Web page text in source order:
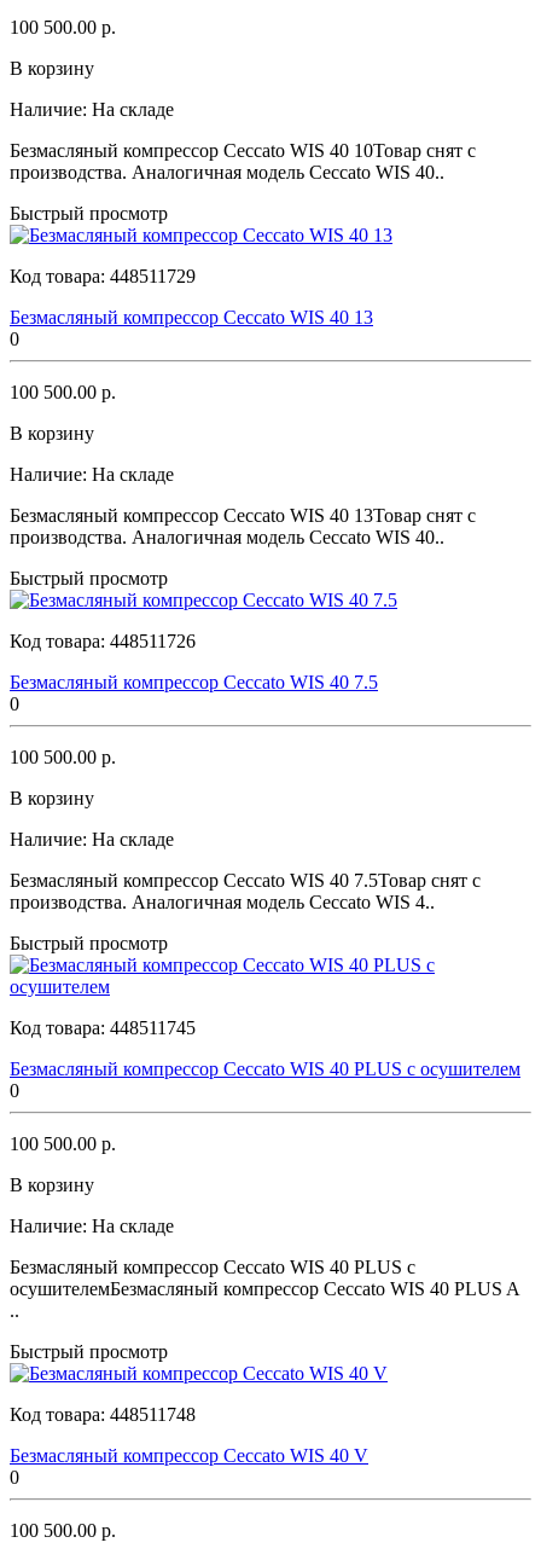
100 500.00 р.
В корзину
Наличие: На складе
Безмасляный компрессор Ceccato WIS 40 10Товар снят с
производства. Аналогичная модель Ceccato WIS 40..
Быстрый просмотр
Код товара: 448511729
Безмасляный компрессор Ceccato WIS 40 13
0
100 500.00 р.
В корзину
Наличие: На складе
Безмасляный компрессор Ceccato WIS 40 13Товар снят с
производства. Аналогичная модель Ceccato WIS 40..
Быстрый просмотр
Код товара: 448511726
Безмасляный компрессор Ceccato WIS 40 7.5
0
100 500.00 р.
В корзину
Наличие: На складе
Безмасляный компрессор Ceccato WIS 40 7.5Товар снят с
производства. Аналогичная модель Ceccato WIS 4..
Быстрый просмотр
Код товара: 448511745
Безмасляный компрессор Ceccato WIS 40 PLUS с осушителем
0
100 500.00 р.
В корзину
Наличие: На складе
Безмасляный компрессор Ceccato WIS 40 PLUS с
осушителемБезмасляный компрессор Ceccato WIS 40 PLUS A
..
Быстрый просмотр
Код товара: 448511748
Безмасляный компрессор Ceccato WIS 40 V
0
100 500.00 р.